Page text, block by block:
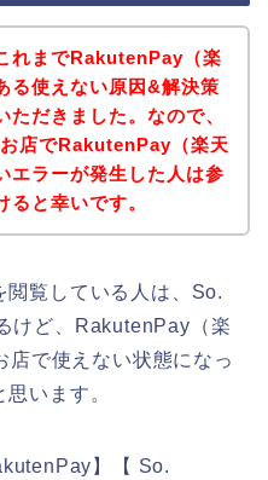
れまでRakutenPay（楽
る使えない原因&解決策
ただきました。なので、
店でRakutenPay（楽天
エラーが発生した人は参
ると幸いです。
閲覧している人は、So.
けど、RakutenPay（楽
で使えない状態になっ
います。
】【 So.